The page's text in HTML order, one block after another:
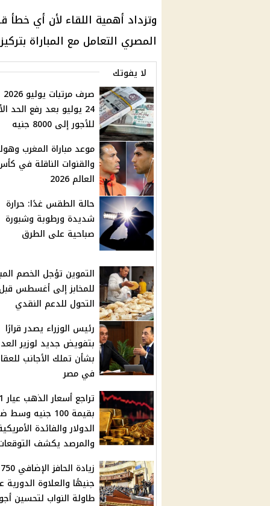
وتزداد أهمية اللقاء لأن أي
المصري التعامل مع المباراة
لا يفوتك
24 يوليو بعد رفع الحد
للأجور إلى 8000 جنيه
موعد مباراة المغرب
والقنوات الناقلة في
العالم 2026
حالة الطقس غدًا: حرارة
شديدة ورطوبة وشبورة
صباحية على الطرق
التموين تؤجل الخصم
للمخابز إلى أغسطس
التحول للدعم النقدي
رئيس الوزراء يصدر قرارًا
بتفويض جديد لوزير
بشأن تملك الأجانب
في مصر
بقيمة 100 جنيه
الدولار والفائدة
والمرصد يكشف
زيادة الحافز الإضافي 750
جنيهًا والعلاوة الدورية
طاولة النواب لتحسين